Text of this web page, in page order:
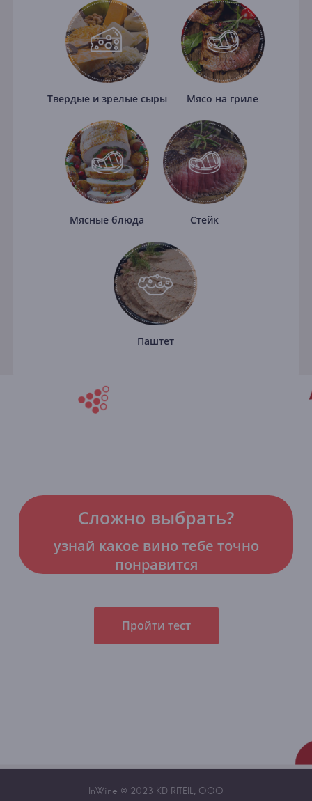
Твердые и зрелые сыры Мясо на гриле
Мясные блюда Стейк
Паштет
Сложно выбрать?
узнай какое вино тебе точно
понравится
Пройти тест
InWine © 2023 KD RITEIL, OOO